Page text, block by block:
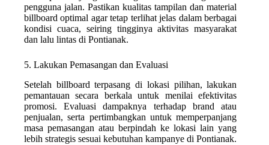
pengguna jalan. Pastikan kualitas tampilan dan material
billboard optimal agar tetap terlihat jelas dalam berbagai
kondisi cuaca, seiring tingginya aktivitas masyarakat
dan lalu lintas di Pontianak.
5. Lakukan Pemasangan dan Evaluasi
Setelah billboard terpasang di lokasi pilihan, lakukan
pemantauan secara berkala untuk menilai efektivitas
promosi. Evaluasi dampaknya terhadap brand atau
penjualan, serta pertimbangkan untuk memperpanjang
masa pemasangan atau berpindah ke lokasi lain yang
lebih strategis sesuai kebutuhan kampanye di Pontianak.